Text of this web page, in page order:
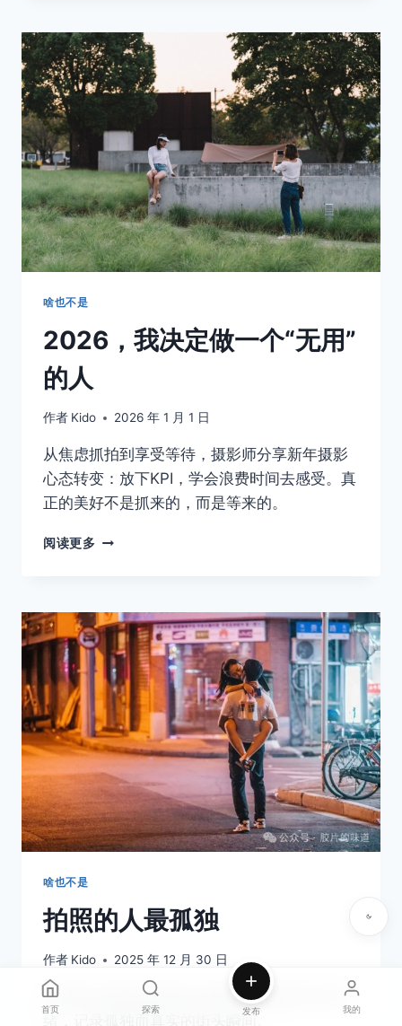
言，
28MM
简
直
是
场
“酷
刑”
啥也不是
2026，我决定做一个“无用”
的人
作者 Kido 2026 年 1 月 1 日
从焦虑抓拍到享受等待，摄影师分享新年摄影
心态转变：放下KPI，学会浪费时间去感受。真
正的美好不是抓来的，而是等来的。
阅读更多 2026，
做
一
个
“无
用”
的
人
啥也不是
拍照的人最孤独
作者 Kido 2025 年 12 月 30 日
在城市中漫无目的地行走拍照，捕捉光影与情
绪，记录孤独而真实的街头瞬间。
首页 探索 发布 我的